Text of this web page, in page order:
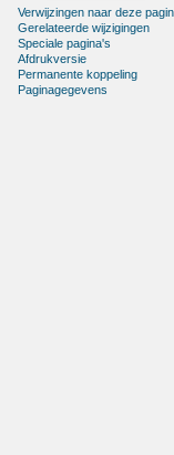
Verwijzingen naar deze
Gerelateerde wijzigingen
Speciale pagina's
Afdrukversie
Permanente koppeling
Paginagegevens